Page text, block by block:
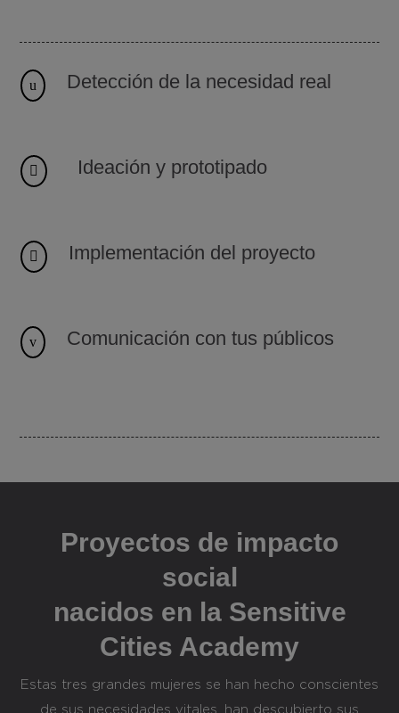
u Detección de la necesidad real
 Ideación y prototipado
 Implementación del proyecto
v Comunicación con tus públicos
Proyectos de impacto
social
nacidos en la Sensitive
Cities Academy
Estas tres grandes mujeres se han hecho conscientes
de sus necesidades vitales, han descubierto sus